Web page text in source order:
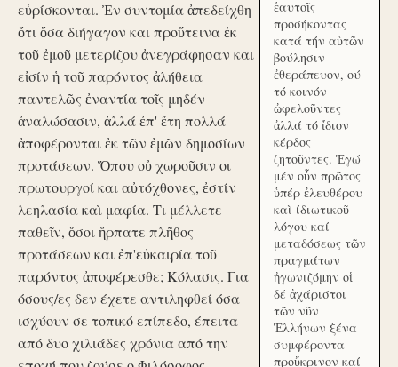
εὑρίσκονται. Ἐν συντομία ἀπεδείχθη
ὅτι ὅσα διήγαγον και προὔτεινα ἐκ
τοῦ ἐμοῦ μετερίζου ἀνεγράφησαν και
εἰσίν ἡ τοῦ παρόντος ἀλήθεια
παντελῶς ἐναντία τοῖς μηδέν
ἀναλώσασιν, ἀλλά ἐπ' ἔτη πολλά
ἀποφέρονται ἐκ τῶν ἐμῶν δημοσίων
προτάσεων. Ὅπου οὐ χωροῦσιν οι
πρωτουργοί και αὐτόχθονες, ἐστίν
λεηλασία καὶ μαφία. Τι μέλλετε
παθεῖν, ὅσοι ἥρπατε πλῆθος
προτάσεων και ἐπ'εὐκαιρία τοῦ
παρόντος ἀποφέρεσθε; Κόλασις. Για
όσους/ες δεν έχετε αντιληφθεί όσα
ισχύουν σε τοπικό επίπεδο, έπειτα
από δυο χιλιάδες χρόνια από την
ἑαυτοῖς
προσήκοντας
κατά τήν αὑτῶν
βούλησιν
ἐθεράπευον, ού
τό κοινόν
ὠφελοῦντες
ἀλλά τό ἴδιον
κέρδος
ζητοῦντες. Ἐγώ
μέν οὖν πρῶτος
ὑπέρ ἐλευθέρου
καὶ ίδιωτικοῦ
λόγου καί
μεταδόσεως τῶν
πραγμάτων
ἠγωνιζόμην οἱ
δέ ἀχάριστοι
τῶν νῦν
Ἑλλήνων ξένα
συμφέροντα
προὔκρινον καί